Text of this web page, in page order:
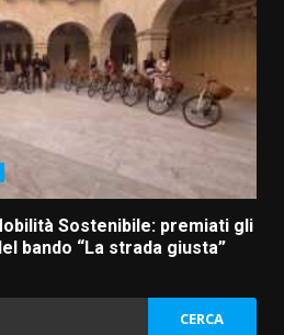
Sostenibile: premiati gli
bando “La strada giusta”